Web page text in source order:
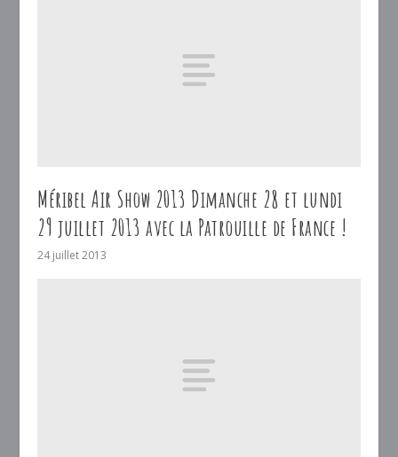
Méribel Air Show 2013 Dimanche 28 et lundi
29 juillet 2013 avec la Patrouille de France !
24 juillet 2013